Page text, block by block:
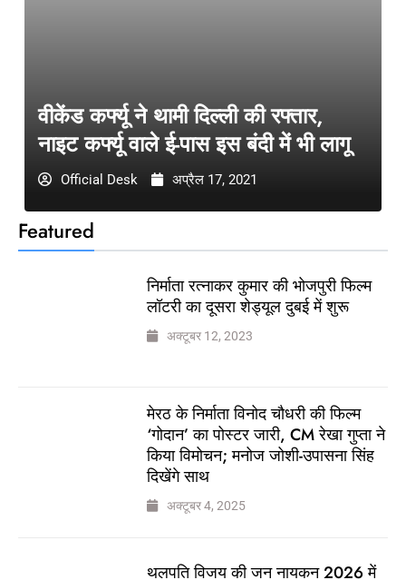
Featured
निर्माता रत्नाकर कुमार की भोजपुरी फिल्म
लॉटरी का दूसरा शेड्यूल दुबई में शुरू
अक्टूबर 12, 2023
मेरठ के निर्माता विनोद चौधरी की फिल्म
‘गोदान’ का पोस्टर जारी, CM रेखा गुप्ता ने
किया विमोचन; मनोज जोशी-उपासना सिंह
दिखेंगे साथ
अक्टूबर 4, 2025
थलपति विजय की जन नायकन 2026 में
वीकेंड कर्फ्यू ने थामी दिल्ली की रफ्तार,
नाइट कर्फ्यू वाले ई-पास इस बंदी में भी लागू
Official Desk अप्रैल 17, 2021